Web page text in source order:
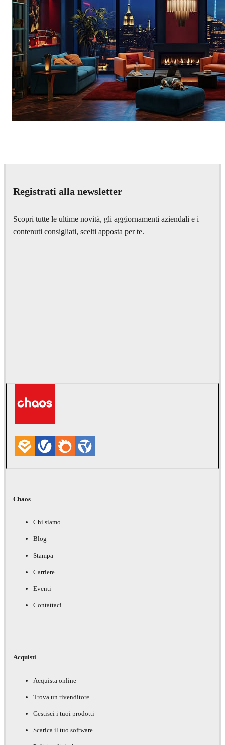
Registrati alla newsletter
Scopri tutte le ultime novità, gli aggiornamenti aziendali e i
contenuti consigliati, scelti apposta per te.
Chaos
Chi siamo
Blog
Stampa
Carriere
Eventi
Contattaci
Acquisti
Acquista online
Trova un rivenditore
Gestisci i tuoi prodotti
Scarica il tuo software